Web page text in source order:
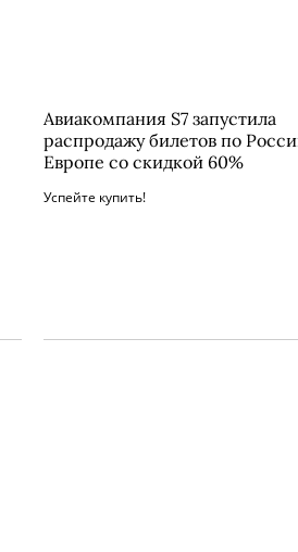
Авиакомпания S7 запустила
распродажу билетов по
Европе со скидкой 60%
Успейте купить!